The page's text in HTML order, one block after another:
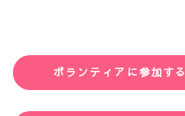
ボランティアに参加する